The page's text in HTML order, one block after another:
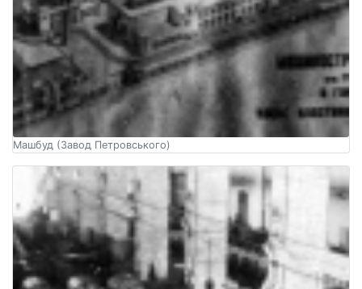
Машбуд (Завод Петровського)